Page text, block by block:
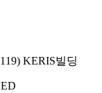
KERIS빌딩